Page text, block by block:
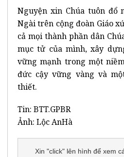
Nguyện xin Chúa tuôn đổ
Ngài trên cộng đoàn Giáo
cả mọi thành phần dân
mục tử của mình, xây
vững mạnh trong một
đức cậy vững vàng và
thiết.
Tin: BTT.GPBR
Ảnh: Lộc AnHà
Xin "click" lên hình để xem